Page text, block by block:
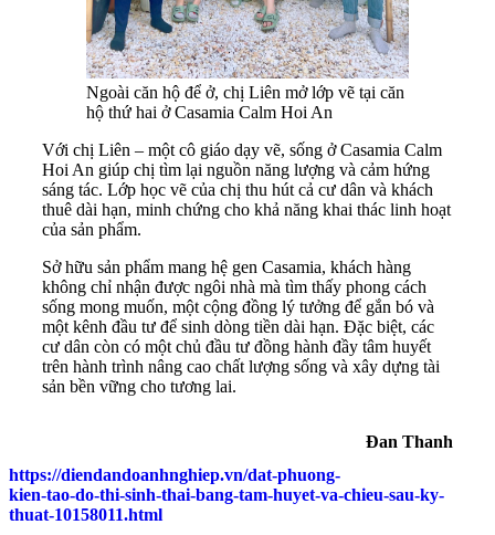
Ngoài căn hộ để ở, chị Liên mở lớp vẽ tại căn
hộ thứ hai ở Casamia Calm Hoi An
Với chị Liên – một cô giáo dạy vẽ, sống ở Casamia Calm
Hoi An giúp chị tìm lại nguồn năng lượng và cảm hứng
sáng tác. Lớp học vẽ của chị thu hút cả cư dân và khách
thuê dài hạn, minh chứng cho khả năng khai thác linh hoạt
của sản phẩm.
Sở hữu sản phẩm mang hệ gen Casamia, khách hàng
không chỉ nhận được ngôi nhà mà tìm thấy phong cách
sống mong muốn, một cộng đồng lý tưởng để gắn bó và
một kênh đầu tư để sinh dòng tiền dài hạn. Đặc biệt, các
cư dân còn có một chủ đầu tư đồng hành đầy tâm huyết
trên hành trình nâng cao chất lượng sống và xây dựng tài
sản bền vững cho tương lai.
Đan Thanh
https://diendandoanhnghiep.vn/dat-phuong-
kien-tao-do-thi-sinh-thai-bang-tam-huyet-va-chieu-sau-ky-
thuat-10158011.html